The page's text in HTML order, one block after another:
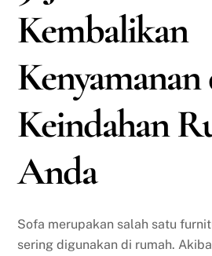
Kembalikan
Kenyamanan
Keindahan
Anda
Sofa merupakan salah satu
sering digunakan di rumah.